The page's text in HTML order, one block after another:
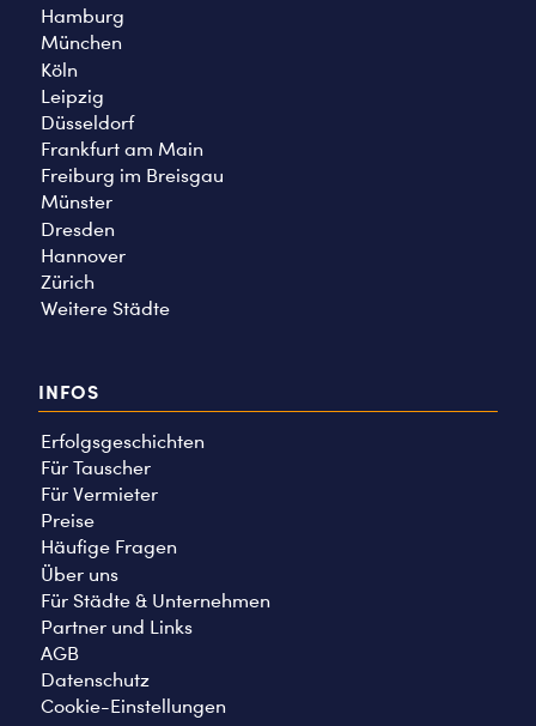
Hamburg
München
Köln
Leipzig
Düsseldorf
Frankfurt am Main
Freiburg im Breisgau
Münster
Dresden
Hannover
Zürich
Weitere Städte
INFOS
Erfolgsgeschichten
Für Tauscher
Für Vermieter
Preise
Häufige Fragen
Über uns
Für Städte & Unternehmen
Partner und Links
AGB
Datenschutz
Cookie-Einstellungen